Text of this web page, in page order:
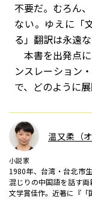
不要だ。むろん
ない。ゆえに「
る」翻訳は永遠な
本書を出発点
ンスレーション
で、どのように
温又柔（
小説家
1980年、台湾・台北市
混じりの中国語を話す
文学賞佳作。近著に『「